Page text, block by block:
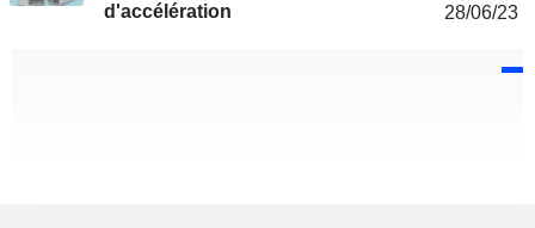
d'accélération
28/06/23